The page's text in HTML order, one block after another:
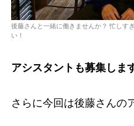
後藤さんと一緒に働きませんか？ 忙しす
い！
アシスタントも募集しま
さらに今回は後藤さんの